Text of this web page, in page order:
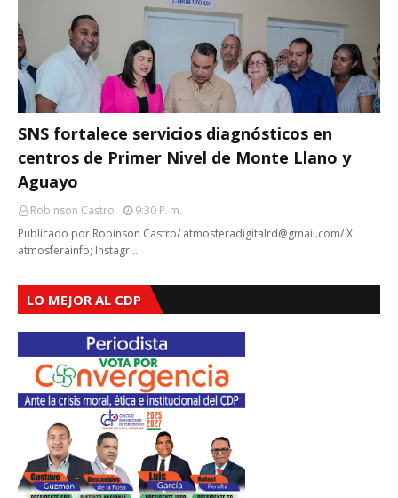
SNS fortalece servicios diagnósticos en
centros de Primer Nivel de Monte Llano y
Aguayo
Robinson Castro
9:30 P. M.
Publicado por Robinson Castro/ atmosferadigitalrd@gmail.com/ X:
atmosferainfo; Instagr…
LO MEJOR AL CDP